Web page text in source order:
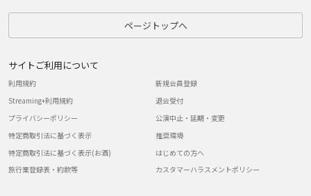
ページトップへ
サイトご利用について
利用規約
Streaming+利用規約
プライバシーポリシー
特定商取引法に基づく表示
特定商取引法に基づく表示(お酒)
旅行業登録表・約款等
新規会員登録
退会受付
公演中止・延期・変更
推奨環境
はじめての方へ
カスタマーハラスメントポリシー